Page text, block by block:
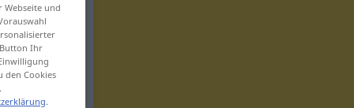
und
Ihr
den Cookies
.